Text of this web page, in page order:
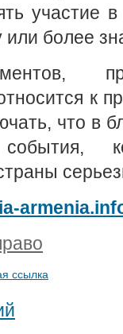
участие
более
к
что в
события,
ссылка